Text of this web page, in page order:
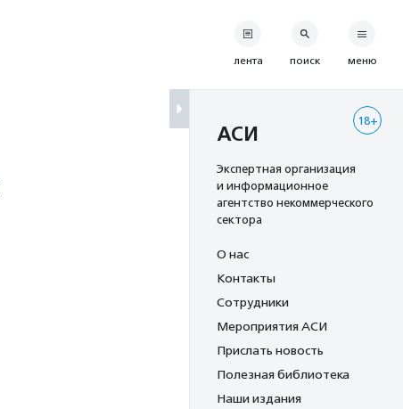
лента поиск меню
18+
АСИ
Экспертная организация
и информационное
агентство некоммерческого
сектора
О нас
Контакты
Сотрудники
Мероприятия АСИ
Прислать новость
Полезная библиотека
Наши издания